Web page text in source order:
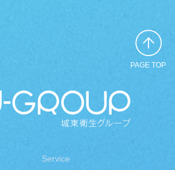
PAGE TOP
Service